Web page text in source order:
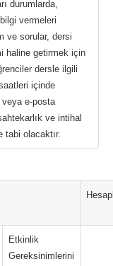
durumlarda,
vermeleri
ve sorular, dersi
haline getirmek için
dersle ilgili
içinde
e-posta
ve intihal
tabi olacaktır.
Etkinlik
Gereksinimlerini